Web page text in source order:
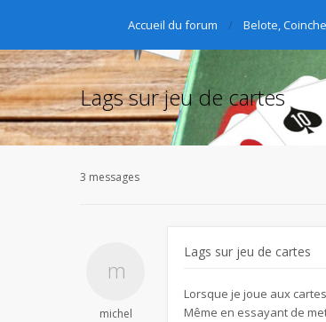
Accueil du forum Belote,
Lags sur jeu de cartes
3 messages
michel
Lags sur jeu de cartes
Lorsque je joue aux
Même en essayant de